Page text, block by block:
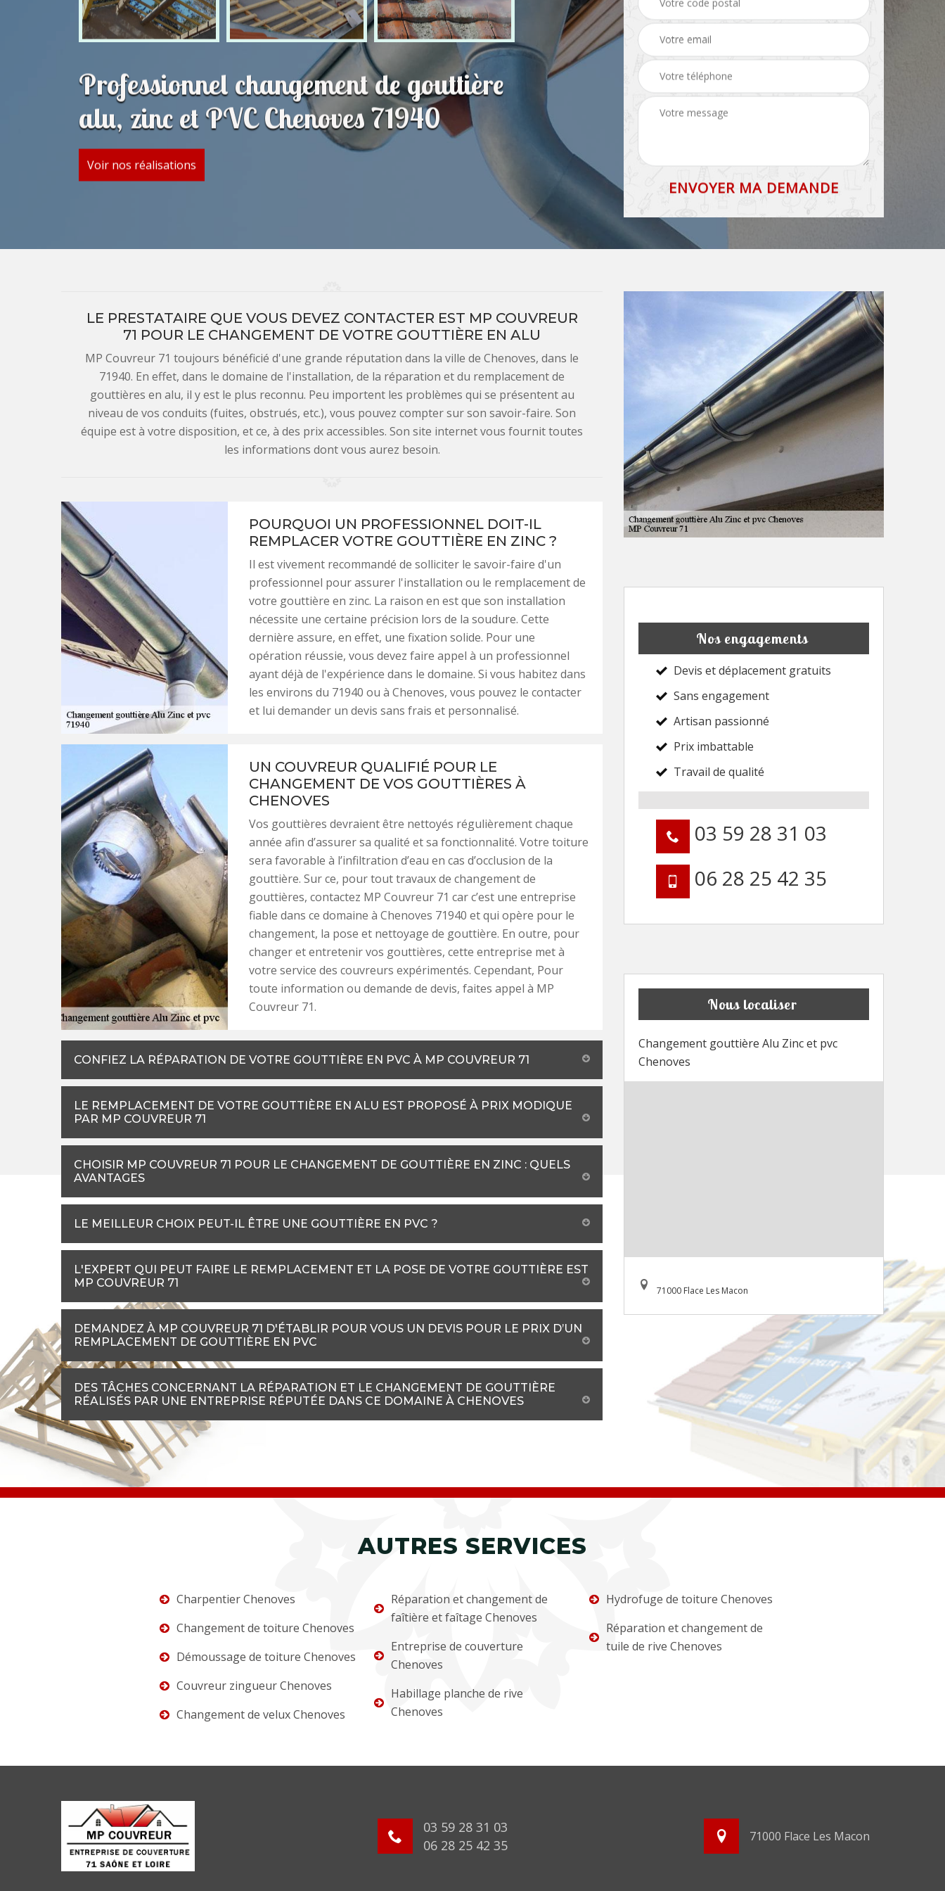
Professionnel changement de gouttière
alu, zinc et PVC Chenoves 71940
Voir nos réalisations
LE PRESTATAIRE QUE VOUS DEVEZ CONTACTER EST MP COUVREUR
71 POUR LE CHANGEMENT DE VOTRE GOUTTIÈRE EN ALU
MP Couvreur 71 toujours bénéficié d'une grande réputation dans la ville de Chenoves, dans le
71940. En effet, dans le domaine de l'installation, de la réparation et du remplacement de
gouttières en alu, il y est le plus reconnu. Peu importent les problèmes qui se présentent au
niveau de vos conduits (fuites, obstrués, etc.), vous pouvez compter sur son savoir-faire. Son
équipe est à votre disposition, et ce, à des prix accessibles. Son site internet vous fournit toutes
les informations dont vous aurez besoin.
POURQUOI UN PROFESSIONNEL DOIT-IL
REMPLACER VOTRE GOUTTIÈRE EN ZINC ?
Il est vivement recommandé de solliciter le savoir-faire d'un
professionnel pour assurer l'installation ou le remplacement de
votre gouttière en zinc. La raison en est que son installation
nécessite une certaine précision lors de la soudure. Cette
dernière assure, en effet, une fixation solide. Pour une
opération réussie, vous devez faire appel à un professionnel
ayant déjà de l'expérience dans le domaine. Si vous habitez dans
les environs du 71940 ou à Chenoves, vous pouvez le contacter
et lui demander un devis sans frais et personnalisé.
UN COUVREUR QUALIFIÉ POUR LE
CHANGEMENT DE VOS GOUTTIÈRES À
CHENOVES
Vos gouttières devraient être nettoyés régulièrement chaque
année afin d’assurer sa qualité et sa fonctionnalité. Votre toiture
sera favorable à l’infiltration d’eau en cas d’occlusion de la
gouttière. Sur ce, pour tout travaux de changement de
gouttières, contactez MP Couvreur 71 car c’est une entreprise
fiable dans ce domaine à Chenoves 71940 et qui opère pour le
changement, la pose et nettoyage de gouttière. En outre, pour
changer et entretenir vos gouttières, cette entreprise met à
votre service des couvreurs expérimentés. Cependant, Pour
toute information ou demande de devis, faites appel à MP
Couvreur 71.
CONFIEZ LA RÉPARATION DE VOTRE GOUTTIÈRE EN PVC À MP COUVREUR 71
LE REMPLACEMENT DE VOTRE GOUTTIÈRE EN ALU EST PROPOSÉ À PRIX MODIQUE
PAR MP COUVREUR 71
CHOISIR MP COUVREUR 71 POUR LE CHANGEMENT DE GOUTTIÈRE EN ZINC : QUELS
AVANTAGES
LE MEILLEUR CHOIX PEUT-IL ÊTRE UNE GOUTTIÈRE EN PVC ?
L'EXPERT QUI PEUT FAIRE LE REMPLACEMENT ET LA POSE DE VOTRE GOUTTIÈRE EST
MP COUVREUR 71
DEMANDEZ À MP COUVREUR 71 D'ÉTABLIR POUR VOUS UN DEVIS POUR LE PRIX D’UN
REMPLACEMENT DE GOUTTIÈRE EN PVC
DES TÂCHES CONCERNANT LA RÉPARATION ET LE CHANGEMENT DE GOUTTIÈRE
RÉALISÉS PAR UNE ENTREPRISE RÉPUTÉE DANS CE DOMAINE À CHENOVES
Nos engagements
Devis et déplacement gratuits
Sans engagement
Artisan passionné
Prix imbattable
Travail de qualité
03 59 28 31 03
06 28 25 42 35
Nous localiser
Changement gouttière Alu Zinc et pvc
Chenoves
71000 Flace Les Macon
AUTRES SERVICES
Charpentier Chenoves
Changement de toiture Chenoves
Démoussage de toiture Chenoves
Couvreur zingueur Chenoves
Changement de velux Chenoves
Réparation et changement de
faîtière et faîtage Chenoves
Entreprise de couverture
Chenoves
Habillage planche de rive
Chenoves
Hydrofuge de toiture Chenoves
Réparation et changement de
tuile de rive Chenoves
03 59 28 31 03
06 28 25 42 35
71000 Flace Les Macon